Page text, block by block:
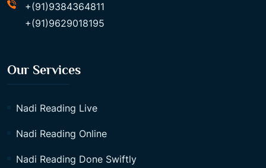
+(91)9384364811
+(91)9629018195
Our Services
Nadi Reading Live
Nadi Reading Online
Nadi Reading Done Swiftly